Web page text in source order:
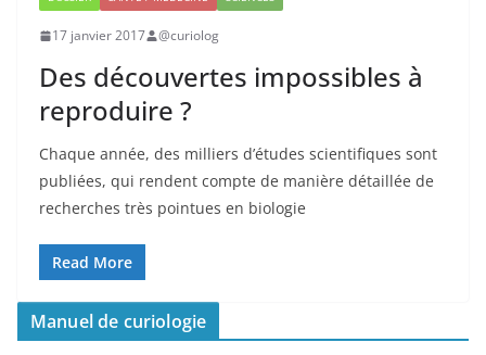
17 janvier 2017 @curiolog
Des découvertes impossibles à
reproduire ?
Chaque année, des milliers d’études scientifiques sont
publiées, qui rendent compte de manière détaillée de
recherches très pointues en biologie
Read More
Manuel de curiologie